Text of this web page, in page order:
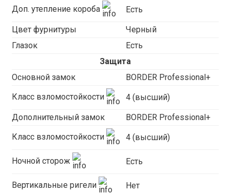
Доп. утепление короба Есть
Цвет фурнитуры
Черный
Глазок
Есть
Защита
Основной замок
BORDER Professional+
Класс взломостойкости 4 (высший)
Дополнительный замок BORDER Professional+
Класс взломостойкости 4 (высший)
Ночной сторож Есть
Вертикальные ригели Нет